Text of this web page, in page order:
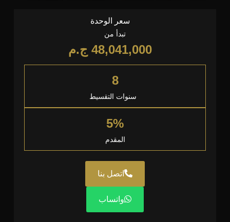
سعر الوحدة
تبدأ من
48,041,000 ج.م
8
سنوات التقسيط
5%
المقدم
واتساب
اتصل بنا